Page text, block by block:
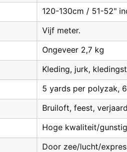
120-130cm / 51-52"
Vijf meter.
Ongeveer 2,7 kg
Kleding, jurk,
5 yards per polyzak,
Bruiloft, feest,
Hoge kwaliteit/
Door zee/lucht/